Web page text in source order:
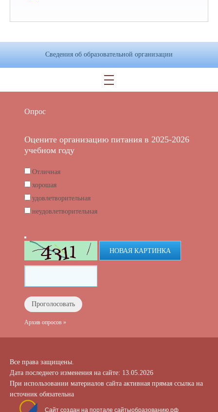
Сведения об образовательной организации
Опрос
Оцените организацию питания в 2025-2026
учебном году
Отличная
хорошая
удовлетворительная
неудовлетворительная
НОВАЯ КАРТИНКА
Архив опросов »
Все права защищены.
Дата последнего изменения на сайте: 13.05.2026
При использовании материалов сайта активная прямая ссылка на
источник обязательна
Сайт создан на портале сайтыобразованию.рф